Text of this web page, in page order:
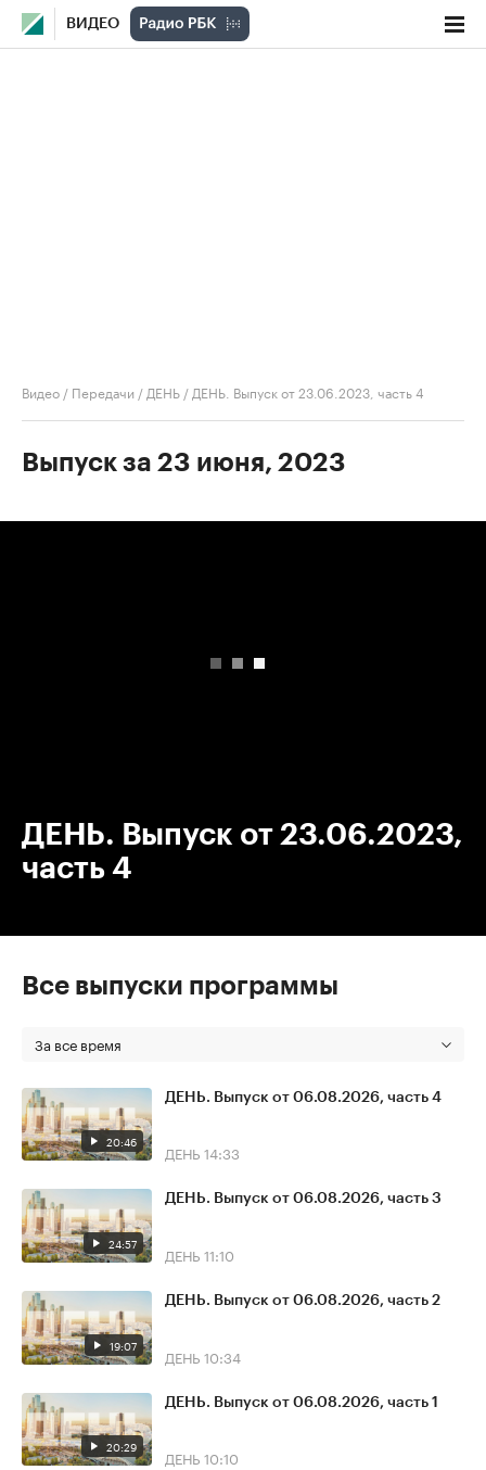
ВИДЕО
Видео / Передачи / ДЕНЬ / ДЕНЬ. Выпуск от 23.06.2023, часть 4
Выпуск за 23 июня, 2023
ДЕНЬ. Выпуск от 23.06.2023,
часть 4
Все выпуски программы
За все время
20:46
ДЕНЬ. Выпуск от 06.08.2026, часть 4
ДЕНЬ 14:33
24:57
ДЕНЬ. Выпуск от 06.08.2026, часть 3
ДЕНЬ 11:10
19:07
ДЕНЬ. Выпуск от 06.08.2026, часть 2
ДЕНЬ 10:34
20:29
ДЕНЬ. Выпуск от 06.08.2026, часть 1
ДЕНЬ 10:10